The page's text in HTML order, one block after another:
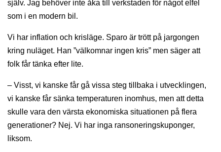
själv. Jag behöver inte åka till verkstaden för något elfel
som i en modern bil.
Vi har inflation och krisläge. Sparo är trött på jargongen
kring nuläget. Han ”välkomnar ingen kris” men säger att
folk får tänka efter lite.
– Visst, vi kanske får gå vissa steg tillbaka i utvecklingen,
vi kanske får sänka temperaturen inomhus, men att detta
skulle vara den värsta ekonomiska situationen på flera
generationer? Nej. Vi har inga ransoneringskuponger,
liksom.